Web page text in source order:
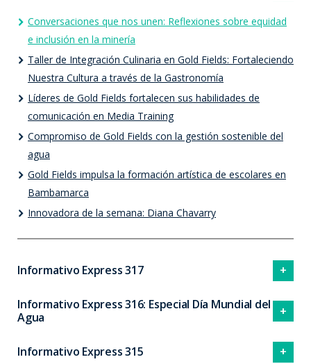
Conversaciones que nos unen: Reflexiones sobre equidad
e inclusión en la minería
Taller de Integración Culinaria en Gold Fields: Fortaleciendo
Nuestra Cultura a través de la Gastronomía
Líderes de Gold Fields fortalecen sus habilidades de
comunicación en Media Training
Compromiso de Gold Fields con la gestión sostenible del
agua
Gold Fields impulsa la formación artística de escolares en
Bambamarca
Innovadora de la semana: Diana Chavarry
Informativo Express 317
Informativo Express 316: Especial Día Mundial del
Agua
Informativo Express 315